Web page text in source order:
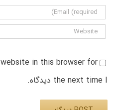
website in this browser for
the next time I دیدگاه.